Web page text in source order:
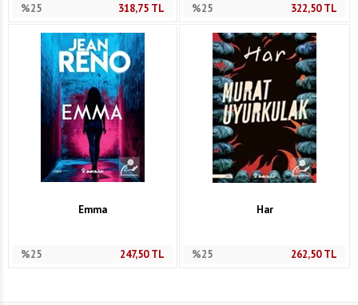
%25 318,75TL %25 322,50TL
Emma
%25 247,50TL
Har
%25 262,50TL